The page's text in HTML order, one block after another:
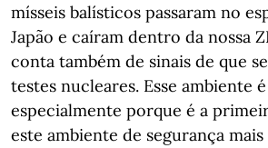
mísseis balísticos passaram no
Japão e caíram dentro da nossa
conta também de sinais de que
testes nucleares. Esse ambiente
especialmente porque é a
este ambiente de segurança mais